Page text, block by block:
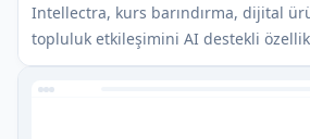
Intellectra, kurs barındırma, dijital
topluluk etkileşimini AI destekli
platformu ilhamlı bir arayüzde
çevrimiçi platformdur.